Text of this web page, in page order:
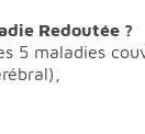
Redoutée ?
5 maladies